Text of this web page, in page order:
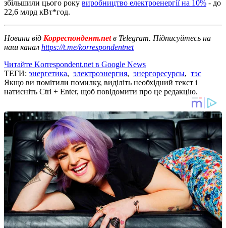
збільшили цього року виробництво електроенергії на 10% - до
22,6 млрд кВт*год.
Новини від Корреспондент.netв Telegram. Підписуйтесь на
наш канал https://t.me/korrespondentnet
Читайте Korrespondent.net в Google News
ТЕГИ: энергетика, электроэнергия, энергоресурсы, тэс
Якщо ви помітили помилку, виділіть необхідний текст і
натисніть Ctrl + Enter, щоб повідомити про це редакцію.